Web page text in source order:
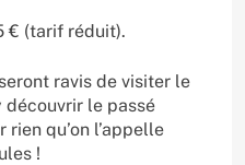
€ (tarif réduit).
ravis de visiter le
découvrir le passé
rien qu’on l’appelle
!